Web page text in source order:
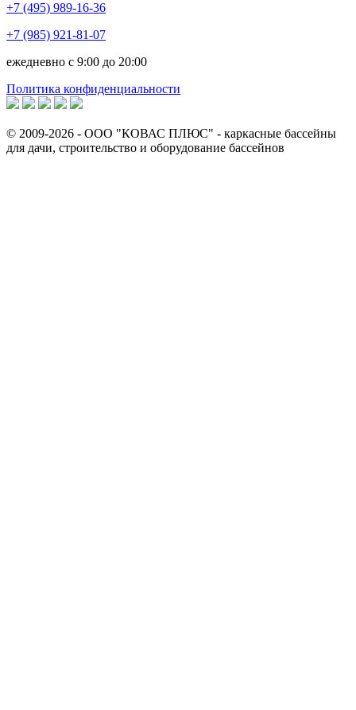
+7 (495) 989-16-36
+7 (985) 921-81-07
ежедневно с 9:00 до 20:00
Политика конфиденциальности
© 2009-2026 - ООО "КОВАС ПЛЮС" - каркасные бассейны
для дачи, строительство и оборудование бассейнов